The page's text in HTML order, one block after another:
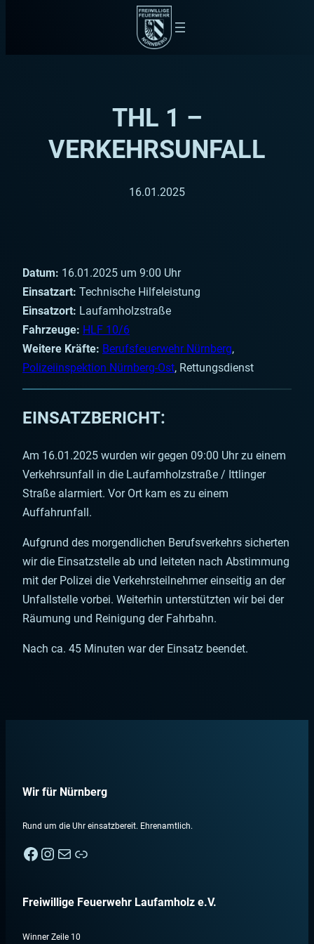
THL 1 –
VERKEHRSUNFALL
16.01.2025
Datum: 16.01.2025 um 9:00 Uhr
Einsatzart: Technische Hilfeleistung
Einsatzort: Laufamholzstraße
Fahrzeuge: HLF 10/6
Weitere Kräfte: Berufsfeuerwehr Nürnberg,
Polizeiinspektion Nürnberg-Ost, Rettungsdienst
EINSATZBERICHT:
Am 16.01.2025 wurden wir gegen 09:00 Uhr zu einem
Verkehrsunfall in die Laufamholzstraße / Ittlinger
Straße alarmiert. Vor Ort kam es zu einem
Auffahrunfall.
Aufgrund des morgendlichen Berufsverkehrs sicherten
wir die Einsatzstelle ab und leiteten nach Abstimmung
mit der Polizei die Verkehrsteilnehmer einseitig an der
Unfallstelle vorbei. Weiterhin unterstützten wir bei der
Räumung und Reinigung der Fahrbahn.
Nach ca. 45 Minuten war der Einsatz beendet.
Wir für Nürnberg
Rund um die Uhr einsatzbereit. Ehrenamtlich.
Facebook Instagram E-Mail Nebenan
Freiwillige Feuerwehr Laufamholz e.V.
Winner Zeile 10